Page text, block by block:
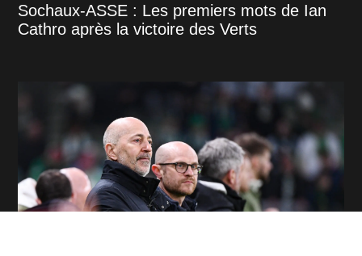
Sochaux-ASSE : Les premiers mots de Ian
Cathro après la victoire des Verts